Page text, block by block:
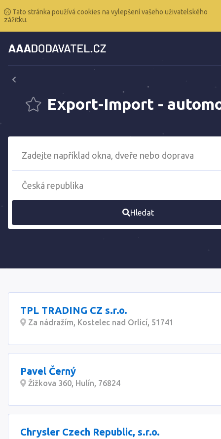
Tato stránka používá cookies na vylepšení vašeho uživatelského
zážitku.
Export-Import -
Hledat
TPL TRADING CZ s.r.o.
Za nádražím, Kostelec nad Orlicí, 51741
Pavel Černý
Žižkova 360, Hulín, 76824
Chrysler Czech Republic, s.r.o.